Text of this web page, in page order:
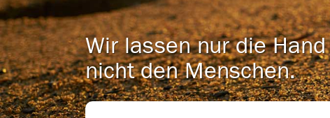
Wir lassen nur die
nicht den Menschen.